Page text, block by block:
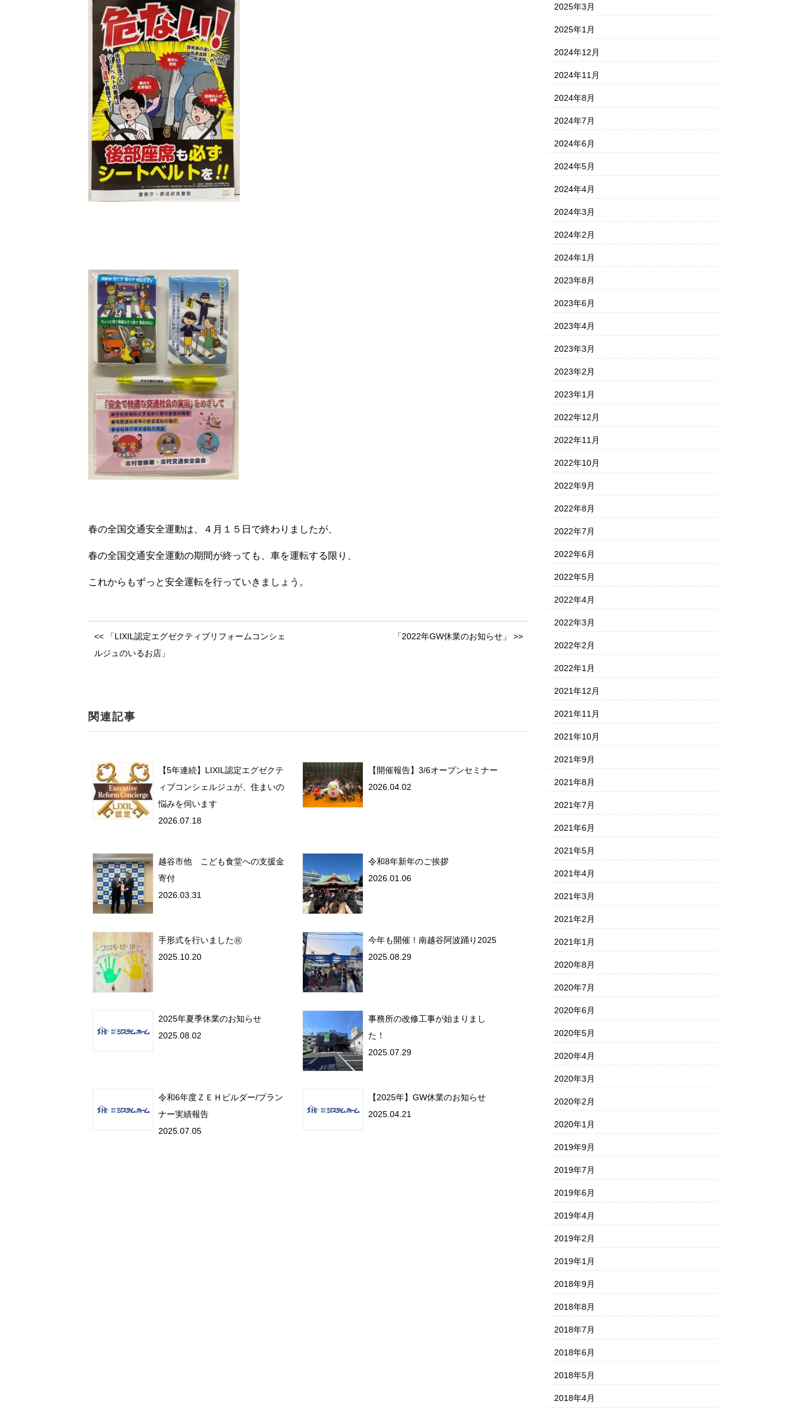
春の全国交通安全運動は、４月１５日で終わりましたが、
春の全国交通安全運動の期間が終っても、車を運転する限り、
これからもずっと安全運転を行っていきましょう。
<< 「LIXIL認定エグゼクティブリフォームコンシェ
ルジュのいるお店」
「2022年GW休業のお知らせ」 >>
関連記事
【5年連続】LIXIL認定エグゼクテ
ィブコンシェルジュが、住まいの
悩みを伺います
2026.07.18
【開催報告】3/6オープンセミナー
2026.04.02
越谷市他 こども食堂への支援金
寄付
2026.03.31
令和8年新年のご挨拶
2026.01.06
手形式を行いました㊗
2025.10.20
今年も開催！南越谷阿波踊り2025
2025.08.29
2025年夏季休業のお知らせ
2025.08.02
事務所の改修工事が始まりまし
た！
2025.07.29
令和6年度ＺＥＨビルダー/プラン
ナー実績報告
2025.07.05
【2025年】GW休業のお知らせ
2025.04.21
2025年3月
2025年1月
2024年12月
2024年11月
2024年8月
2024年7月
2024年6月
2024年5月
2024年4月
2024年3月
2024年2月
2024年1月
2023年8月
2023年6月
2023年4月
2023年3月
2023年2月
2023年1月
2022年12月
2022年11月
2022年10月
2022年9月
2022年8月
2022年7月
2022年6月
2022年5月
2022年4月
2022年3月
2022年2月
2022年1月
2021年12月
2021年11月
2021年10月
2021年9月
2021年8月
2021年7月
2021年6月
2021年5月
2021年4月
2021年3月
2021年2月
2021年1月
2020年8月
2020年7月
2020年6月
2020年5月
2020年4月
2020年3月
2020年2月
2020年1月
2019年9月
2019年7月
2019年6月
2019年4月
2019年2月
2019年1月
2018年9月
2018年8月
2018年7月
2018年6月
2018年5月
2018年4月